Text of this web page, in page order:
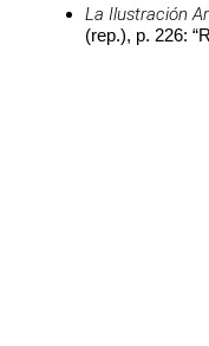
La Ilustración
(rep.), p. 226: